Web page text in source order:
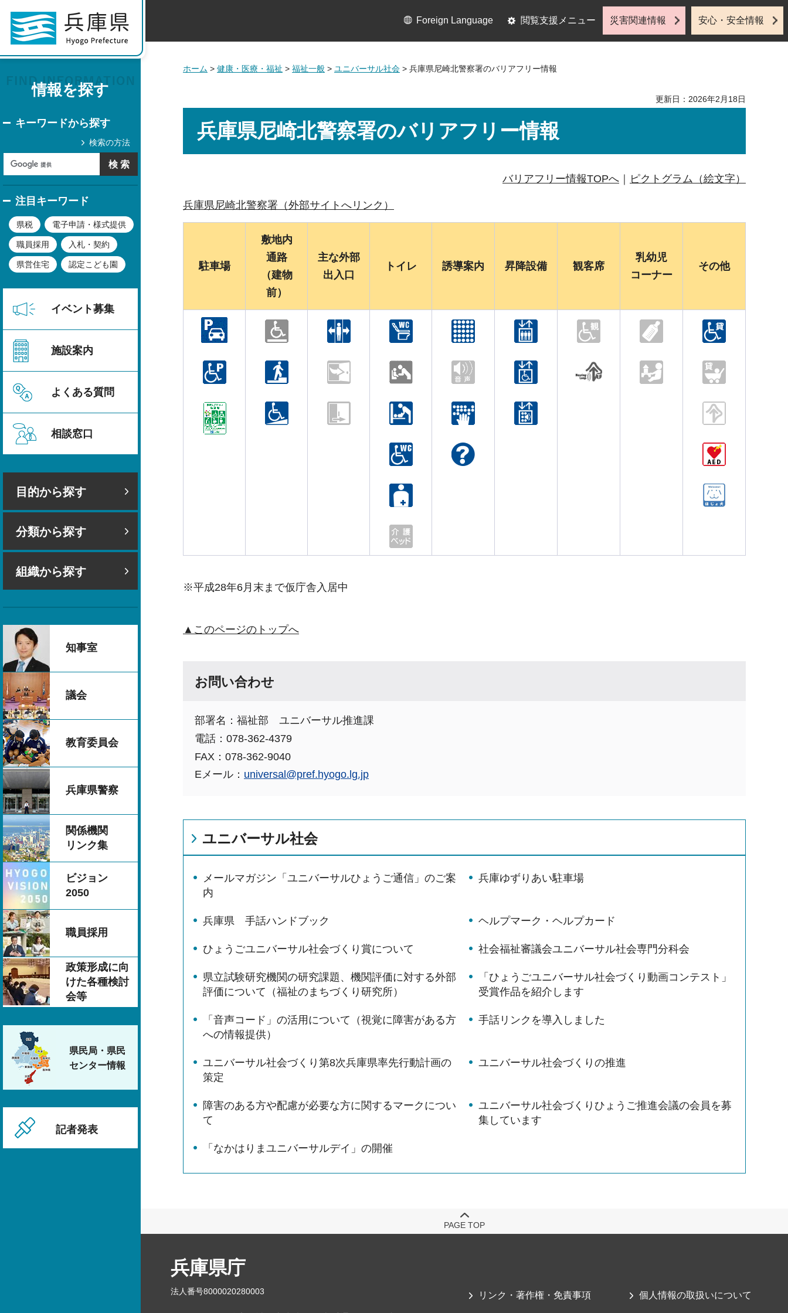
情報を探す
キーワードから探す
検索の方法
注目キーワード
県税 電子申請・様式提供
職員採用 入札・契約
県営住宅 認定こども園
イベント募集
施設案内
よくある質問
相談窓口
目的から探す
分類から探す
組織から探す
知事室
議会
教育委員会
兵庫県警察
関係機関
リンク集
ビジョン
2050
職員採用
政策形成に向
けた各種検討
会等
県民局・県民
センター情報
記者発表
Foreign Language 閲覧支援メニュー 災害関連情報 安心・安全情報
ホーム > 健康・医療・福祉 > 福祉一般 > ユニバーサル社会 > 兵庫県尼崎北警察署のバリアフリー情報
更新日：2026年2月18日
兵庫県尼崎北警察署のバリアフリー情報
バリアフリー情報TOPへ ピクトグラム（絵文字）
兵庫県尼崎北警察署（外部サイトへリンク）
駐車場
敷地内
通路
（建物
前）
主な外部
出入口
トイレ 誘導案内 昇降設備 観客席
乳幼児
コーナー
その他
※平成28年6月末まで仮庁舎入居中
▲このページのトップへ
お問い合わせ
部署名：福祉部 ユニバーサル推進課
電話：078-362-4379
FAX：078-362-9040
Eメール： universal@pref.hyogo.lg.jp
ユニバーサル社会
メールマガジン「ユニバーサルひょうご通信」のご案
内
兵庫ゆずりあい駐車場
兵庫県 手話ハンドブック ヘルプマーク・ヘルプカード
ひょうごユニバーサル社会づくり賞について 社会福祉審議会ユニバーサル社会専門分科会
県立試験研究機関の研究課題、機関評価に対する外部
評価について（福祉のまちづくり研究所）
「ひょうごユニバーサル社会づくり動画コンテスト」
受賞作品を紹介します
「音声コード」の活用について（視覚に障害がある方
への情報提供）
手話リンクを導入しました
ユニバーサル社会づくり第8次兵庫県率先行動計画の
策定
ユニバーサル社会づくりの推進
障害のある方や配慮が必要な方に関するマークについ
て
ユニバーサル社会づくりひょうご推進会議の会員を募
集しています
「なかはりまユニバーサルデイ」の開催
PAGE TOP
兵庫県庁
法人番号8000020280003 リンク・著作権・免責事項 個人情報の取扱いについて